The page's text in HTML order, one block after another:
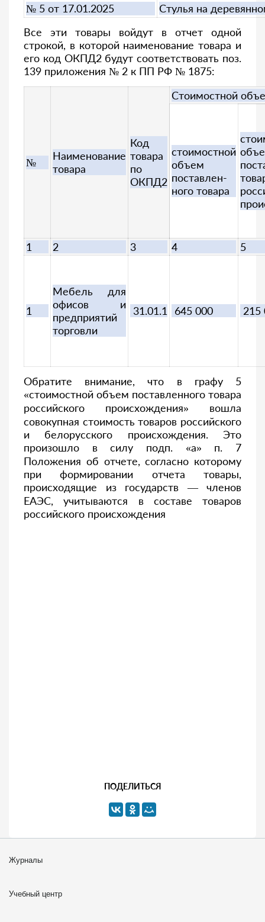
№ 5 от 17.01.2025
Стулья на
Все эти товары войдут в отчет одной
строкой, в которой наименование товара и
его код ОКПД2 будут соответствовать поз.
139 приложения № 2 к ПП РФ № 1875:
№
Наименование
товара
Код
товара
по
ОКПД2
Стоимостной
стоимостной
объем
поставлен-
ного товара
1 2 3 4 5
1
Мебель для
офисов и
предприятий
торговли
31.01.1 645 000 215
Обратите внимание, что в графу 5
«стоимостной объем поставленного товара
российского происхождения» вошла
совокупная стоимость товаров российского
и белорусского происхождения. Это
произошло в силу подп. «а» п. 7
Положения об отчете, согласно которому
при формировании отчета товары,
происходящие из государств — членов
ЕАЭС, учитываются в составе товаров
российского происхождения
ПОДЕЛИТЬСЯ
Журналы
Учебный центр